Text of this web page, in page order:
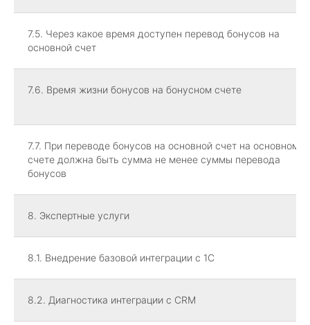
7.5. Через какое время доступен перевод бонусов на
основной счет
7.6. Время жизни бонусов на бонусном счете
7.7. При переводе бонусов на основной счет на основном
счете должна быть сумма не менее суммы перевода
бонусов
8. Экспертные услуги
8.1. Внедрение базовой интеграции с 1С
8.2. Диагностика интеграции с CRM